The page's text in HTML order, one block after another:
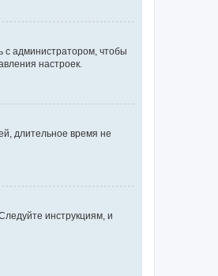
с администратором, чтобы
настроек.
длительное время не
Следуйте инструкциям, и